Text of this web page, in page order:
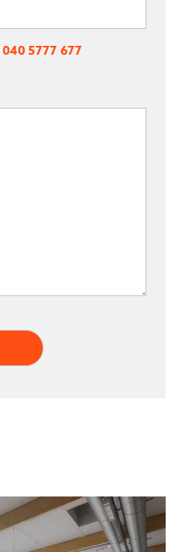
040 5777 677